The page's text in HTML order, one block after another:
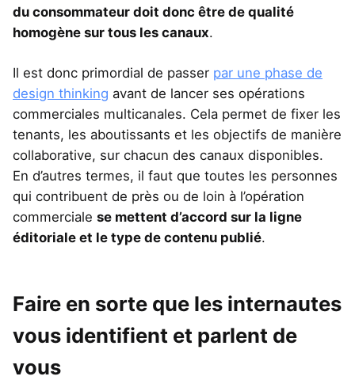
du consommateur doit donc être de qualité
homogène sur tous les canaux.
Il est donc primordial de passer par une phase de
design thinking avant de lancer ses opérations
commerciales multicanales. Cela permet de fixer les
tenants, les aboutissants et les objectifs de manière
collaborative, sur chacun des canaux disponibles.
En d’autres termes, il faut que toutes les personnes
qui contribuent de près ou de loin à l’opération
commerciale se mettent d’accord sur la ligne
éditoriale et le type de contenu publié.
Faire en sorte que les internautes
vous identifient et parlent de
vous